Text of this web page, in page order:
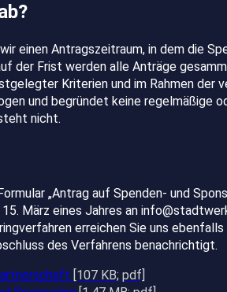
einen Antragszeitraum, in dem die
der Frist werden alle Anträge
Kriterien und im Rahmen der
und begründet keine regelmäßige
nicht.
„Antrag auf Spenden- und
März eines Jahres an
erreichen Sie uns
des Verfahrens benachrichtigt.
[107 KB; pdf]